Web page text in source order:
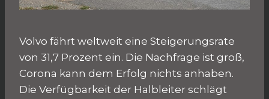
Volvo fährt weltweit eine Steigerungsrate
von 31,7 Prozent ein. Die Nachfrage ist groß,
Corona kann dem Erfolg nichts anhaben.
Die Verfügbarkeit der Halbleiter schlägt